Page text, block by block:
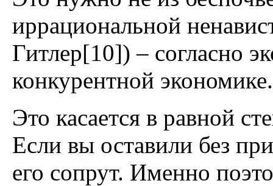
иррациональной
Гитлер[10]) – согласно
конкурентной экономике.
Это касается в равной
Если вы оставили без
его сопрут. Именно